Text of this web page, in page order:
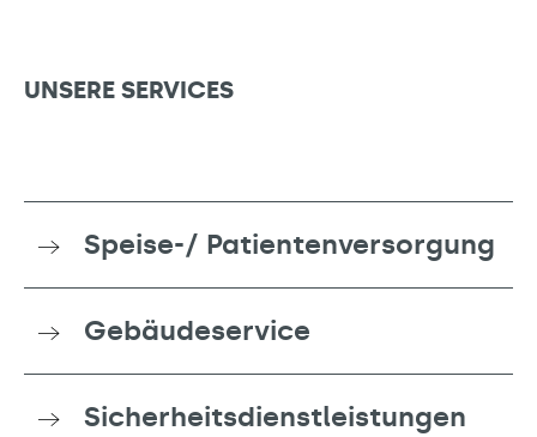
UNSERE SERVICES
Speise-/ Patientenversorgung
Gebäudeservice
Sicherheitsdienstleistungen